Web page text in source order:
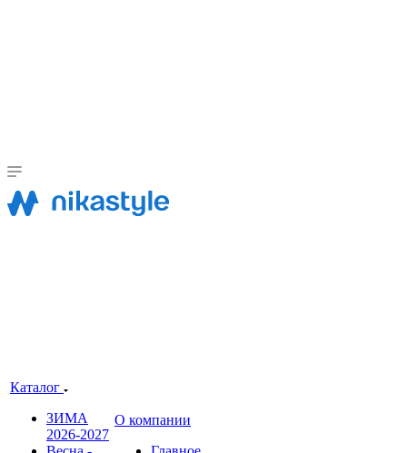
Каталог
ЗИМА
2026-2027
О компании